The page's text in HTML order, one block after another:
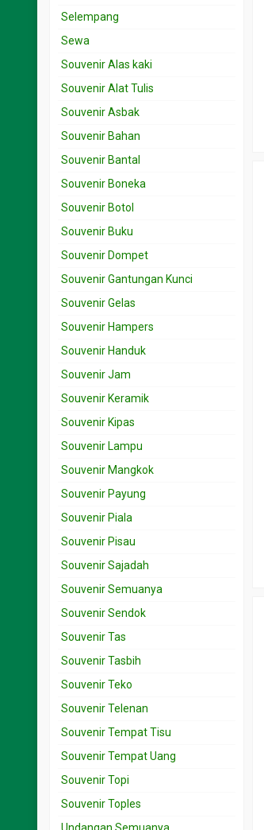
Selempang
Sewa
Souvenir Alas kaki
Souvenir Alat Tulis
Souvenir Asbak
Souvenir Bahan
Souvenir Bantal
Souvenir Boneka
Souvenir Botol
Souvenir Buku
Souvenir Dompet
Souvenir Gantungan Kunci
Souvenir Gelas
Souvenir Hampers
Souvenir Handuk
Souvenir Jam
Souvenir Keramik
Souvenir Kipas
Souvenir Lampu
Souvenir Mangkok
Souvenir Payung
Souvenir Piala
Souvenir Pisau
Souvenir Sajadah
Souvenir Semuanya
Souvenir Sendok
Souvenir Tas
Souvenir Tasbih
Souvenir Teko
Souvenir Telenan
Souvenir Tempat Tisu
Souvenir Tempat Uang
Souvenir Topi
Souvenir Toples